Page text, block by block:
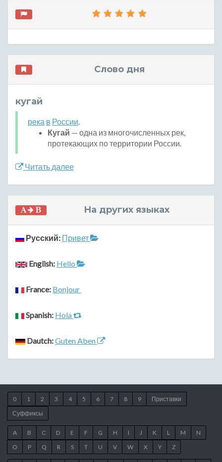
Слово дня
кугай
река в России.
Кугай — одна из многочисленных рек,
протекающих по территории России.
Читать далее
На других языках
Русский: Привет
English: Hello
France: Bonjour
Spanish: Hola
Dautch:Guten Aben
0 1 2 3 4 5 6 7 8 9
Приставки
Суффиксы
A B C D E F G H I J K L M
N
O
P Q R S T U V W X Y Z